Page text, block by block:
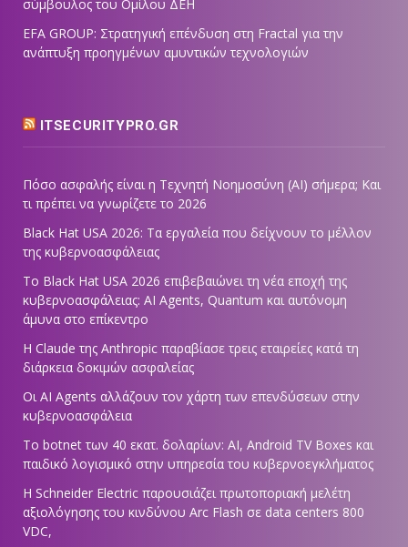
σύμβουλος του Ομίλου ΔΕΗ
EFA GROUP: Στρατηγική επένδυση στη Fractal για την
ανάπτυξη προηγμένων αμυντικών τεχνολογιών
ITSECURITYPRO.GR
Πόσο ασφαλής είναι η Τεχνητή Νοημοσύνη (AI) σήμερα; Και
τι πρέπει να γνωρίζετε το 2026
Black Hat USA 2026: Τα εργαλεία που δείχνουν το μέλλον
της κυβερνοασφάλειας
Το Black Hat USA 2026 επιβεβαιώνει τη νέα εποχή της
κυβερνοασφάλειας: AI Agents, Quantum και αυτόνομη
άμυνα στο επίκεντρο
Η Claude της Anthropic παραβίασε τρεις εταιρείες κατά τη
διάρκεια δοκιμών ασφαλείας
Οι AI Agents αλλάζουν τον χάρτη των επενδύσεων στην
κυβερνοασφάλεια
Το botnet των 40 εκατ. δολαρίων: AI, Android TV Boxes και
παιδικό λογισμικό στην υπηρεσία του κυβερνοεγκλήματος
Η Schneider Electric παρουσιάζει πρωτοποριακή μελέτη
αξιολόγησης του κινδύνου Arc Flash σε data centers 800
VDC,